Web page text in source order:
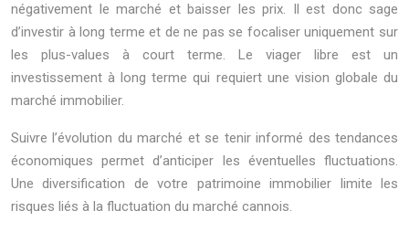
négativement le marché et baisser les prix. Il est donc sage
d’investir à long terme et de ne pas se focaliser uniquement sur
les plus-values à court terme. Le viager libre est un
investissement à long terme qui requiert une vision globale du
marché immobilier.
Suivre l’évolution du marché et se tenir informé des tendances
économiques permet d’anticiper les éventuelles fluctuations.
Une diversification de votre patrimoine immobilier limite les
risques liés à la fluctuation du marché cannois.